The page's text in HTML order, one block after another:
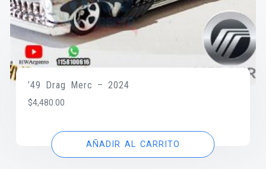
’49 Drag Merc – 2024
$4,480.00
AÑADIR AL CARRITO